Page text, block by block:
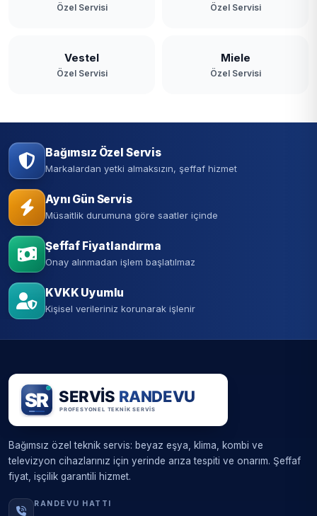
Özel Servisi Özel Servisi
Vestel
Özel Servisi
Miele
Özel Servisi
Bağımsız Özel Servis
Markalardan yetki almaksızın, şeffaf hizmet
Aynı Gün Servis
Müsaitlik durumuna göre saatler içinde
Şeffaf Fiyatlandırma
Onay alınmadan işlem başlatılmaz
KVKK Uyumlu
Kişisel verileriniz korunarak işlenir
Bağımsız özel teknik servis: beyaz eşya, klima, kombi ve
televizyon cihazlarınız için yerinde arıza tespiti ve onarım. Şeffaf
fiyat, işçilik garantili hizmet.
RANDEVU HATTI